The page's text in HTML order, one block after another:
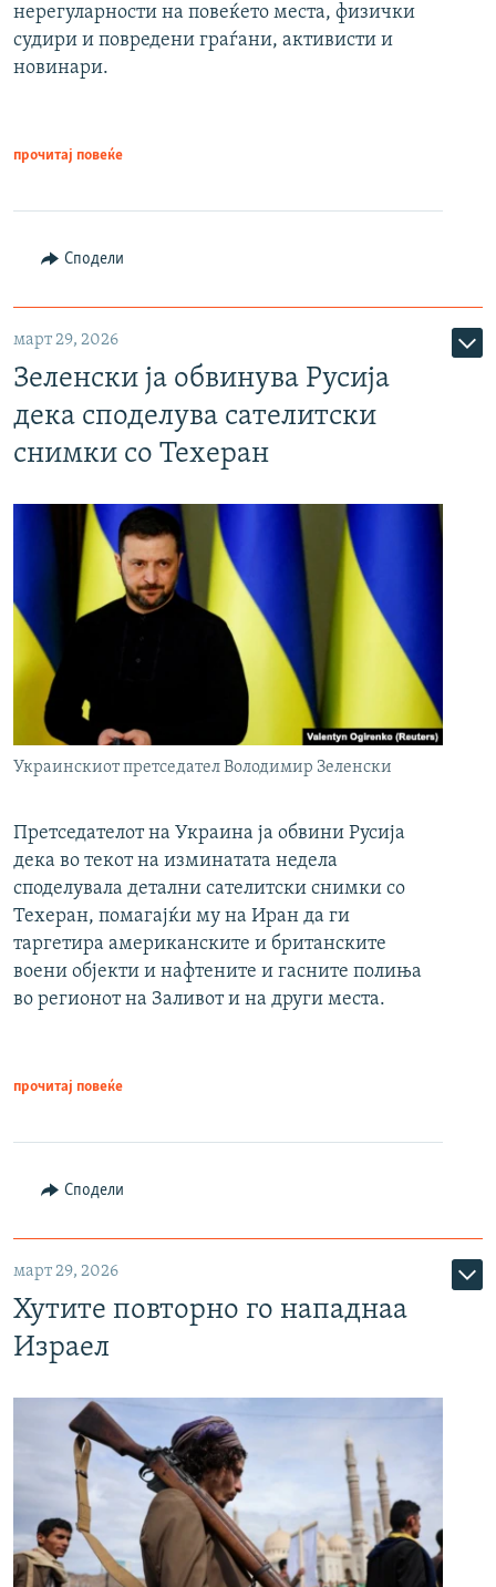
нерегуларности на повеќето места, физички
судири и повредени граѓани, активисти и
новинари.
прочитај повеќе
Сподели
март 29, 2026
Зеленски ја обвинува Русија
дека споделува сателитски
снимки со Техеран
Украинскиот претседател Володимир Зеленски
Претседателот на Украина ја обвини Русија
дека во текот на изминатата недела
споделувала детални сателитски снимки со
Техеран, помагајќи му на Иран да ги
таргетира американските и британските
воени објекти и нафтените и гасните полиња
во регионот на Заливот и на други места.
прочитај повеќе
Сподели
март 29, 2026
Хутите повторно го нападнаа
Израел